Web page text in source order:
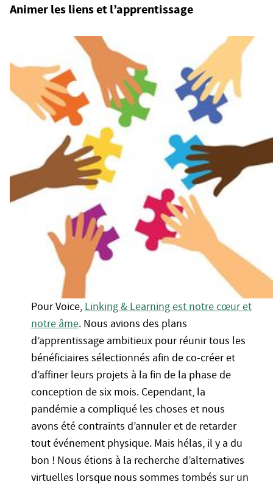
Animer les liens et l’apprentissage
Pour Voice, Linking & Learning est notre cœur et
notre âme. Nous avions des plans
d’apprentissage ambitieux pour réunir tous les
bénéficiaires sélectionnés afin de co-créer et
d’affiner leurs projets à la fin de la phase de
conception de six mois. Cependant, la
pandémie a compliqué les choses et nous
avons été contraints d’annuler et de retarder
tout événement physique. Mais hélas, il y a du
bon ! Nous étions à la recherche d’alternatives
virtuelles lorsque nous sommes tombés sur un